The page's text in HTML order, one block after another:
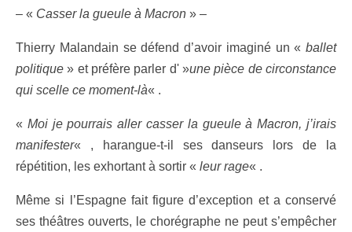
– « Casser la gueule à Macron » –
Thierry Malandain se défend d’avoir imaginé un « ballet
politique » et préfère parler d' »une pièce de circonstance
qui scelle ce moment-là« .
« Moi je pourrais aller casser la gueule à Macron, j’irais
manifester« , harangue-t-il ses danseurs lors de la
répétition, les exhortant à sortir « leur rage« .
Même si l’Espagne fait figure d’exception et a conservé
ses théâtres ouverts, le chorégraphe ne peut s’empêcher